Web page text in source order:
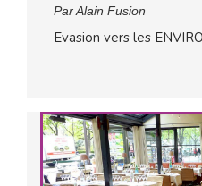
Par Alain Fusion
Evasion vers les